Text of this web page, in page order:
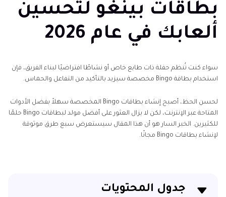
بطاقات بينغو لتحسين
ألعابك في عام 2026
سواء كنت تُنظم حفلة ذات طابع خاص أو نشاطًا افتراضيًا لبناء الفريق، فإن
استخدام بطاقة Bingo مخصصة سيزيد بالتأكيد من التفاعل والحماس.
لحسن الحظ، أصبح إنشاء بطاقات Bingo المخصصة سهلاً بفضل الأدوات
المتاحة عبر الإنترنت، لكن لا يزال العثور على أفضل مولد لبطاقات Bingo حلمًا
للكثيرين. الخبر السار هو أن هذا المقال سيستعرض سبع طرق موثوقة
لإنشاء بطاقات Bingo مجانًا.
جدول المحتويات